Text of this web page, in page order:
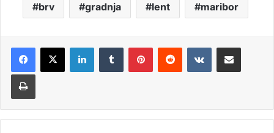
brv gradnja lent maribor